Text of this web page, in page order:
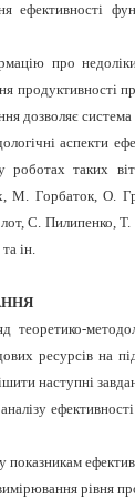
ефективності
про
продуктивності
дозволяє система
аспекти
роботах таких
М. Горбаток, О.
С. Пилипенко,
ін.
теоретико-
ресурсів на
наступні
показникам
рівня